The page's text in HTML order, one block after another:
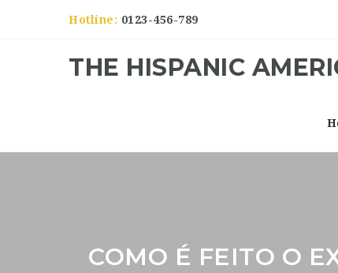
Hotline: 0123-456-789
THE HISPANIC
COMO É FEITO O